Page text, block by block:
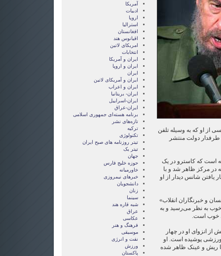
از او که به وسیله تلفن
طرفدار دولت منتشر
است که کاسترو در یک
در مرکز ظاهر شد و با
یافتن شانس دیدار از او
و خبرنگاران انقلاب»
به نظر می‌رسید و به
خوب است.
انزوای او در چهار
پوشیده است. او
ریش و عینک ظاهر شده
آمریکا
ادبیات
اروپا
استرالیا
افغانستان
اقیانوس هند
امریکای لاتین
انتخابات
ايران و آمريکا
ايران و اروپا
ایران
ایران و آمریکای لاتین
ایران و اعراب
ایران- بریتانیا
ایران-اسراییل
ایران-عراق
برنامه هسته‌ای جمهوری اسلامی
تازه‌های نشر
ترکیه
تکنولوژی
تیتر روزنامه های صبح ایران
تیتر یک
جهان
حوزه خلیج فارس
خاورمیانه
خبرهای نیمروزی
دانشجویان
زنان
سینما
شبه قاره هند
عراق
عکاسی
فرهنگ و هنر
موسیقی
نفت و انرژی
ورزش
پاکستان